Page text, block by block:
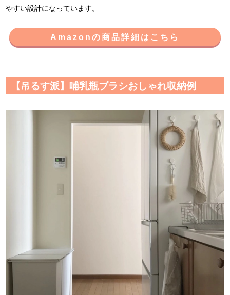
やすい設計になっています。
Amazonの商品詳細はこちら
【吊るす派】哺乳瓶ブラシおしゃれ収納例